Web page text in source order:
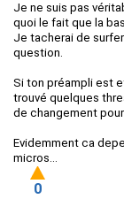
Je ne suis pas
quoi le fait que la
Je tacherai de
question.
Si ton préampli est
trouvé quelques
de changement pour
Evidemment ca
micros...
0